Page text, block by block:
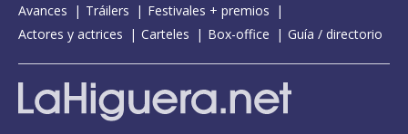
Avances
Tráilers
Festivales + premios
Actores y actrices
Carteles Box-office Guía / directorio